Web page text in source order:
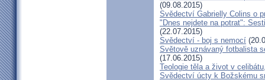
(09.08.2015)
Svědectví Gabrielly Colins o
"Dnes nejdete na potrat":
(22.07.2015)
Svědectví - boj s nemocí
Světově uznávaný fotbalista
(17.06.2015)
Teologie těla a život v
Svědectví úcty k Božskému